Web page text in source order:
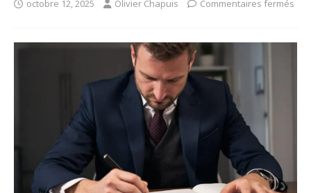
octobre 12, 2025 Olivier Chapuis Commentaires fermés